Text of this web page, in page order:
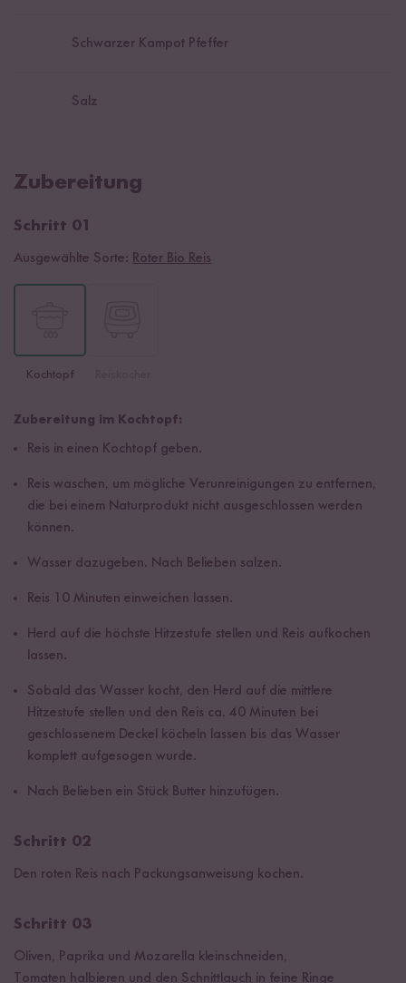
Schwarzer Kampot Pfeffer
Salz
Zubereitung
Schritt 01
Ausgewählte Sorte: Roter Bio Reis
Kochtopf
Zubereitung im Kochtopf:
Reis in einen Kochtopf geben.
Reis waschen, um mögliche Verunreinigungen zu entfernen,
die bei einem Naturprodukt nicht ausgeschlossen werden
können.
Wasser dazugeben. Nach Belieben salzen.
Reis 10 Minuten einweichen lassen.
Herd auf die höchste Hitzestufe stellen und Reis aufkochen
lassen.
Sobald das Wasser kocht, den Herd auf die mittlere
Hitzestufe stellen und den Reis ca. 40 Minuten bei
geschlossenem Deckel köcheln lassen bis das Wasser
komplett aufgesogen wurde.
Nach Belieben ein Stück Butter hinzufügen.
Schritt 02
Den roten Reis nach Packungsanweisung kochen.
Schritt 03
Oliven, Paprika und Mozarella kleinschneiden,
Tomaten halbieren und den Schnittlauch in feine Ringe